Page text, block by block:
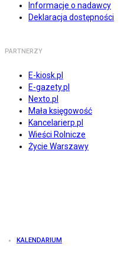
Informacje o nadawcy
Deklaracja dostępności
PARTNERZY
E-kiosk.pl
E-gazety.pl
Nexto.pl
Mała księgowość
Kancelarierp.pl
Wieści Rolnicze
Życie Warszawy
KALENDARIUM